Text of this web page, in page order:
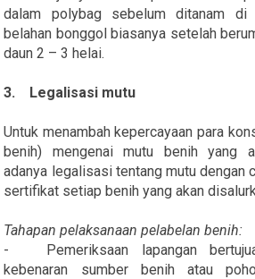
dalam polybag sebelum ditanam di
belahan bonggol biasanya setelah
daun 2 – 3 helai.
3. Legalisasi mutu
Untuk menambah kepercayaan para
benih) mengenai mutu benih yang
adanya legalisasi tentang mutu dengan
sertifikat setiap benih yang akan
Tahapan pelaksanaan pelabelan benih:
- Pemeriksaan lapangan
kebenaran sumber benih atau